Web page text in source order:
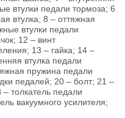
втулки педали тормоза; 6
втулка; 8 – оттяжная
втулки педали
12 – винт
13 – гайка; 14 –
втулка педали
пружина педали
педалей; 20 – болт; 21 –
толкатель педали
вакуумного усилителя;